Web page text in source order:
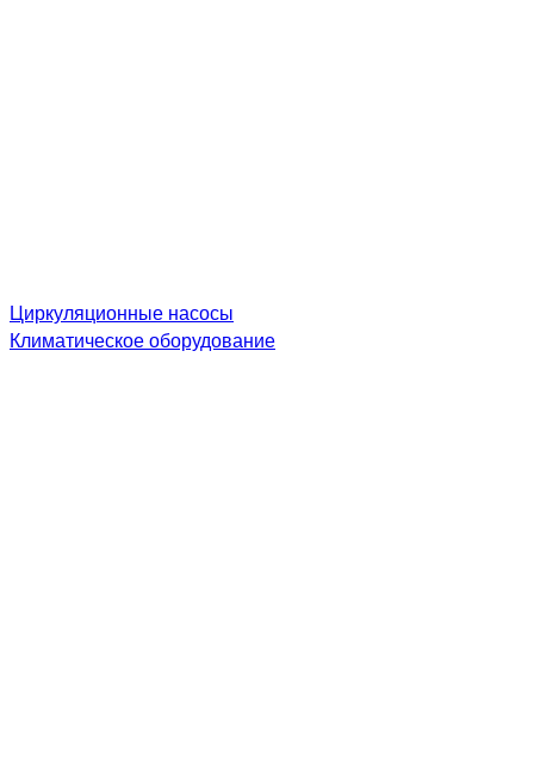
Циркуляционные насосы
Климатическое оборудование